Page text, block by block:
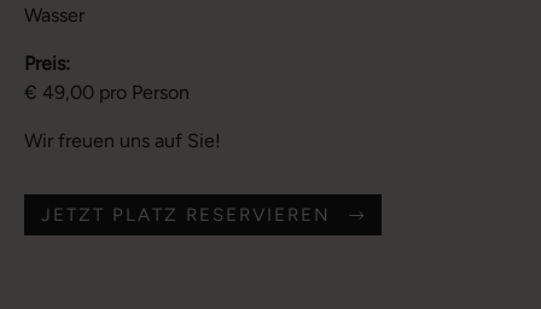
Wasser
Preis:
€ 49,00 pro Person
Wir freuen uns auf Sie!
JETZT PLATZ RESERVIEREN